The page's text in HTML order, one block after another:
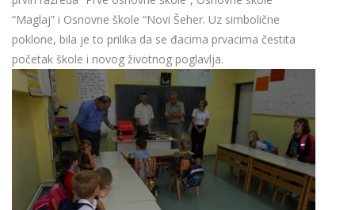
“Maglaj” i Osnovne škole “Novi Šeher. Uz simbolične
poklone, bila je to prilika da se đacima prvacima čestita
početak škole i novog životnog poglavlja.